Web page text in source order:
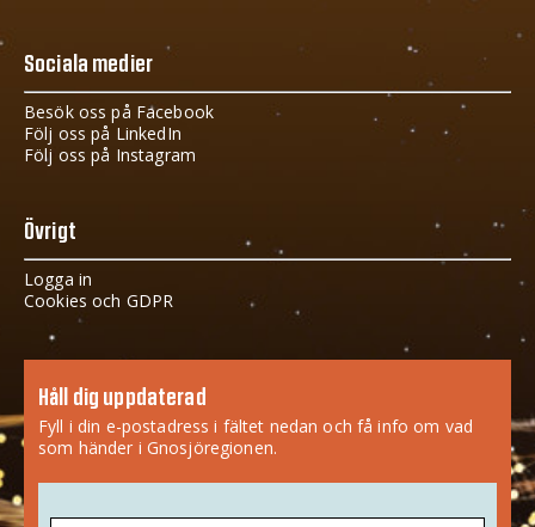
Sociala medier
Besök oss på Facebook
Följ oss på LinkedIn
Följ oss på Instagram
Övrigt
Logga in
Cookies och GDPR
Håll dig uppdaterad
Fyll i din e-postadress i fältet nedan och få info om vad
som händer i Gnosjöregionen.